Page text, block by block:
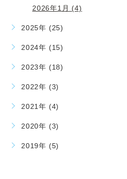
2026年1月 (4)
2025年 (25)
2024年 (15)
2023年 (18)
2022年 (3)
2021年 (4)
2020年 (3)
2019年 (5)